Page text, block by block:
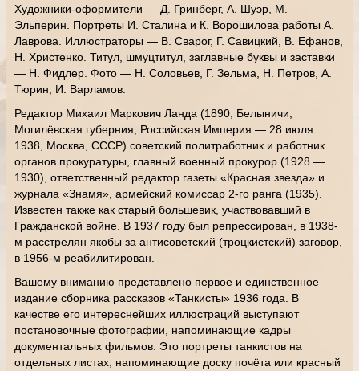
Художники-оформители — Д. Гринберг, А. Шуэр, М.
Эльперин. Портреты И. Сталина и К. Ворошилова работы А.
Лаврова. Иллюстраторы — В. Сварог, Г. Савицкий, В. Ефанов,
Н. Христенко. Титул, шмуцтитул, заглавные буквы и заставки
— Н. Фидлер. Фото — Н. Соловьев, Г. Зельма, Н. Петров, А.
Тюрин, И. Варламов.
Редактор Михаил Маркович Ланда (1890, Белыничи,
Могилёвская губерния, Российская Империя — 28 июля
1938, Москва, СССР) советский политработник и работник
органов прокуратуры, главный военный прокурор (1928 —
1930), ответственный редактор газеты «Красная звезда» и
журнала «Знамя», армейский комиссар 2-го ранга (1935).
Известен также как старый большевик, участвовавший в
Гражданской войне. В 1937 году был репрессирован, в 1938-
м расстрелян якобы за антисоветский (троцкистский) заговор,
в 1956-м реабилитирован.
Вашему вниманию представлено первое и единственное
издание сборника рассказов «Танкисты» 1936 года. В
качестве его интереснейших иллюстраций выступают
постановочные фотографии, напоминающие кадры
документальных фильмов. Это портреты танкистов на
отдельных листах, напоминающие доску почёта или красный